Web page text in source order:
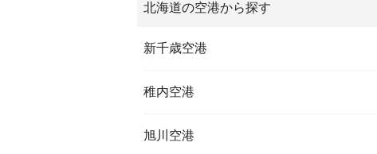
北海道の空港から探す
新千歳空港
稚内空港
旭川空港